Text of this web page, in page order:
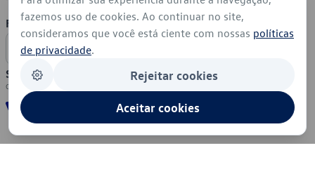
Formas de Pagamento
Segurança
fazemos uso de cookies. Ao continuar no site,
consideramos que você está ciente com nossas políticas
de privacidade.
Rejeitar cookies
Aceitar cookies